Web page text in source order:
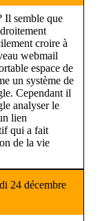
Il semble que
croire à
webmail
espace de
un système de
Cependant il
analyser le
lien
qui a fait
de la vie
24 décembre